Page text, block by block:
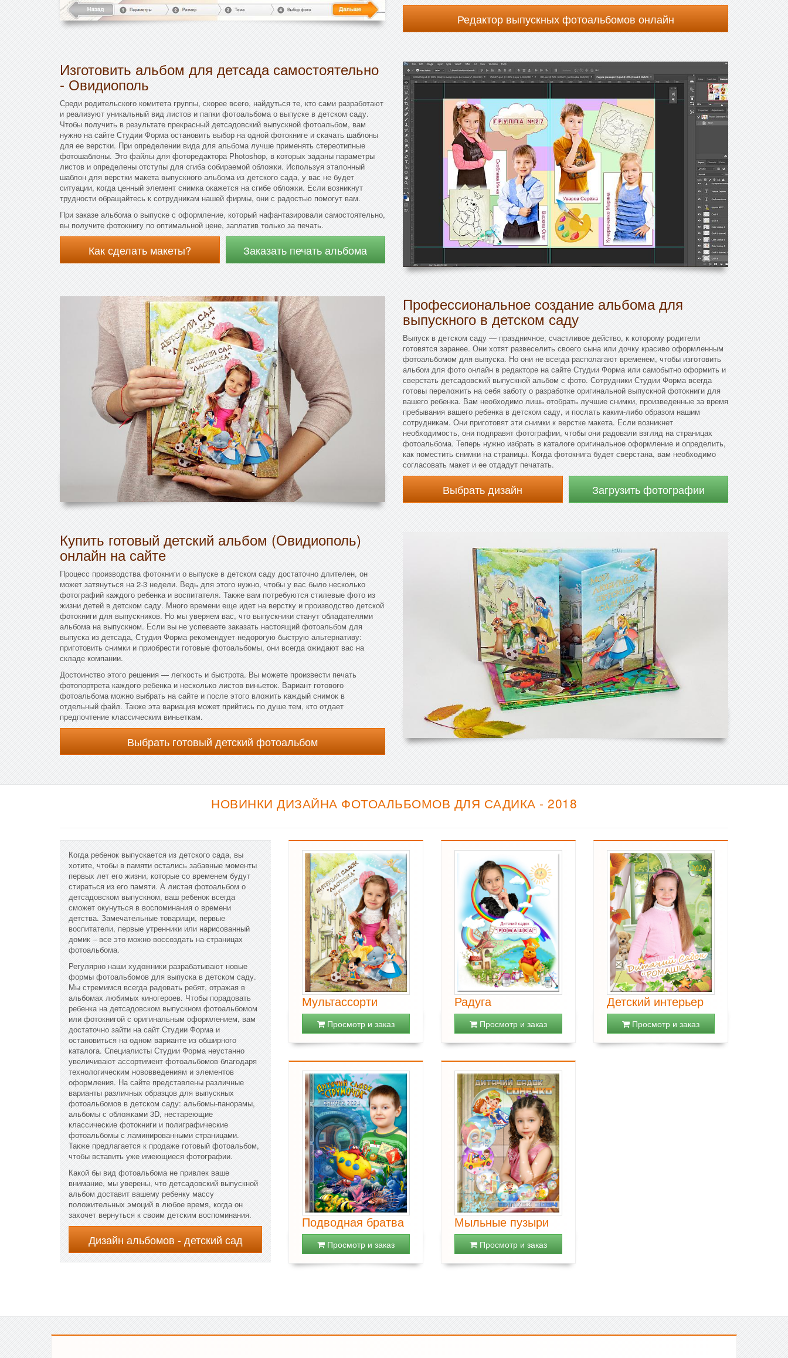
Редактор выпускных фотоальбомов онлайн
Изготовить альбом для детсада самостоятельно
- Овидиополь
Среди родительского комитета группы, скорее всего, найдуться те, кто сами разработают
и реализуют уникальный вид листов и папки фотоальбома о выпуске в детском саду.
Чтобы получить в результате прекрасный детсадовский выпускной фотоальбом, вам
нужно на сайте Студии Форма остановить выбор на одной фотокниге и скачать шаблоны
для ее верстки. При определении вида для альбома лучше применять стереотипные
фотошаблоны. Это файлы для фоторедактора Photoshop, в которых заданы параметры
листов и определены отступы для сгиба собираемой обложки. Используя эталонный
шаблон для верстки макета выпускного альбома из детского сада, у вас не будет
ситуации, когда ценный элемент снимка окажется на сгибе обложки. Если возникнут
трудности обращайтесь к сотрудникам нашей фирмы, они с радостью помогут вам.
При заказе альбома о выпуске с оформление, который нафантазировали самостоятельно,
вы получите фотокнигу по оптимальной цене, заплатив только за печать.
Как сделать макеты? Заказать печать альбома
Профессиональное создание альбома для
выпускного в детском саду
Выпуск в детском саду — праздничное, счастливое действо, к которому родители
готовятся заранее. Они хотят развеселить своего сына или дочку красиво оформленным
фотоальбомом для выпуска. Но они не всегда располагают временем, чтобы изготовить
альбом для фото онлайн в редакторе на сайте Студии Форма или самобытно оформить и
сверстать детсадовский выпускной альбом с фото. Сотрудники Студии Форма всегда
готовы переложить на себя заботу о разработке оригинальной выпускной фотокниги для
вашего ребенка. Вам необходимо лишь отобрать лучшие снимки, произведенные за время
пребывания вашего ребенка в детском саду, и послать каким-либо образом нашим
сотрудникам. Они приготовят эти снимки к верстке макета. Если возникнет
необходимость, они подправят фотографии, чтобы они радовали взгляд на страницах
фотоальбома. Теперь нужно избрать в каталоге оригинальное оформление и определить,
как поместить снимки на страницы. Когда фотокнига будет сверстана, вам необходимо
согласовать макет и ее отдадут печатать.
Выбрать дизайн Загрузить фотографии
Купить готовый детский альбом (Овидиополь)
онлайн на сайте
Процесс производства фотокниги о выпуске в детском саду достаточно длителен, он
может затянуться на 2-3 недели. Ведь для этого нужно, чтобы у вас было несколько
фотографий каждого ребенка и воспитателя. Также вам потребуются стилевые фото из
жизни детей в детском саду. Много времени еще идет на верстку и производство детской
фотокниги для выпускников. Но мы уверяем вас, что выпускники станут обладателями
альбома на выпускном. Если вы не успеваете заказать настоящий фотоальбом для
выпуска из детсада, Студия Форма рекомендует недорогую быструю альтернативу:
приготовить снимки и приобрести готовые фотоальбомы, они всегда ожидают вас на
складе компании.
Достоинство этого решения — легкость и быстрота. Вы можете произвести печать
фотопортрета каждого ребенка и несколько листов виньеток. Вариант готового
фотоальбома можно выбрать на сайте и после этого вложить каждый снимок в
отдельный файл. Также эта вариация может прийтись по душе тем, кто отдает
предпочтение классическим виньеткам.
Выбрать готовый детский фотоальбом
НОВИНКИ ДИЗАЙНА ФОТОАЛЬБОМОВ ДЛЯ САДИКА - 2018
Когда ребенок выпускается из детского сада, вы
хотите, чтобы в памяти остались забавные моменты
первых лет его жизни, которые со временем будут
стираться из его памяти. А листая фотоальбом о
детсадовском выпускном, ваш ребенок всегда
сможет окунуться в воспоминания о времени
детства. Замечательные товарищи, первые
воспитатели, первые утренники или нарисованный
домик – все это можно воссоздать на страницах
фотоальбома.
Регулярно наши художники разрабатывают новые
формы фотоальбомов для выпуска в детском саду.
Мы стремимся всегда радовать ребят, отражая в
альбомах любимых киногероев. Чтобы порадовать
ребенка на детсадовском выпускном фотоальбомом
или фотокнигой с оригинальным оформлением, вам
достаточно зайти на сайт Студии Форма и
остановиться на одном варианте из обширного
каталога. Специалисты Студии Форма неустанно
увеличивают ассортимент фотоальбомов благодаря
технологическим нововведениям и элементов
оформления. На сайте представлены различные
варианты различных образцов для выпускных
фотоальбомов в детском саду: альбомы-панорамы,
альбомы с обложками 3D, нестареющие
классические фотокниги и полиграфические
фотоальбомы с ламинированными страницами.
Также предлагается к продаже готовый фотоальбом,
чтобы вставить уже имеющиеся фотографии.
Какой бы вид фотоальбома не привлек ваше
внимание, мы уверены, что детсадовский выпускной
альбом доставит вашему ребенку массу
положительных эмоций в любое время, когда он
захочет вернуться к своим детским воспоминания.
Дизайн альбомов - детский сад
Мультассорти
Просмотр и заказ
Радуга
Просмотр и заказ
Детский интерьер
Просмотр и заказ
Подводная братва
Просмотр и заказ
Мыльные пузыри
Просмотр и заказ